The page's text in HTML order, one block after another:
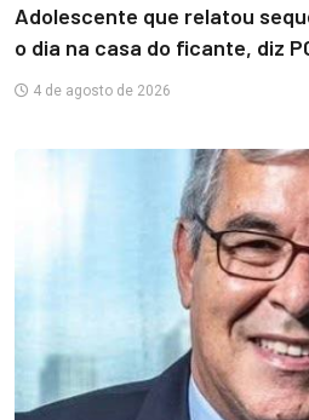
Adolescente que relatou
o dia na casa do ficante, diz
4 de agosto de 2026